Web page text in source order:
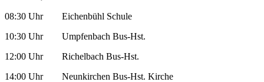
08:30 Uhr Eichenbühl Schule
10:30 Uhr Umpfenbach Bus-Hst.
12:00 Uhr Richelbach Bus-Hst.
14:00 Uhr Neunkirchen Bus-Hst. Kirche